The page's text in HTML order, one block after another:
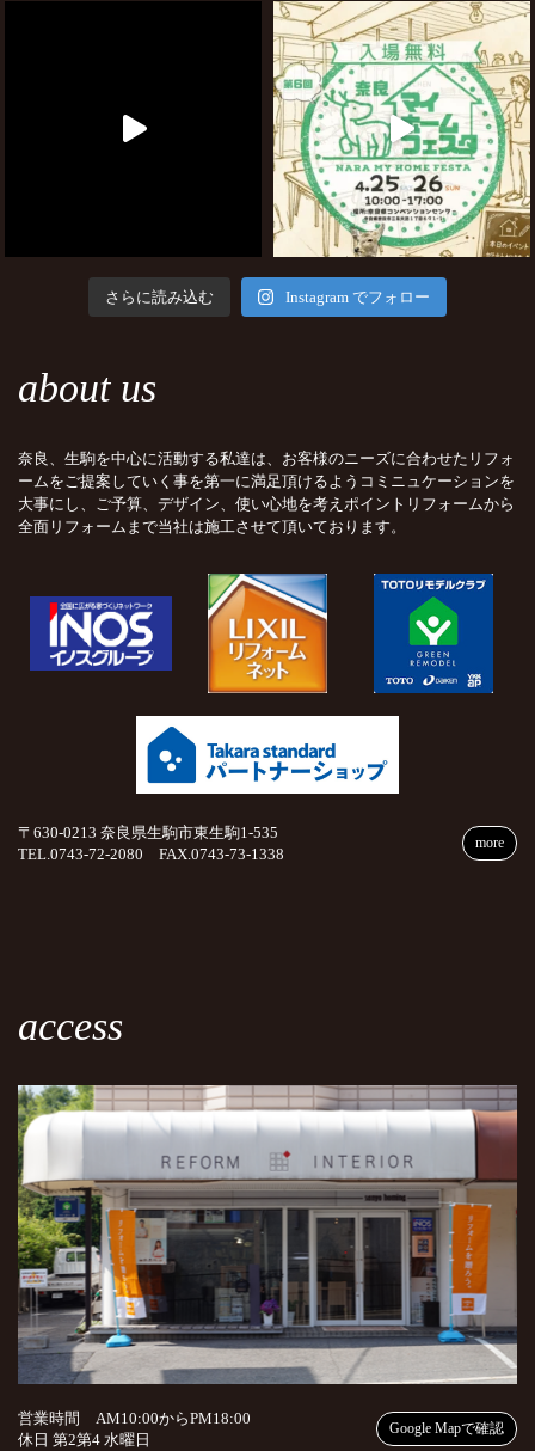
さらに読み込む Instagram でフォロー
about us
奈良、生駒を中心に活動する私達は、お客様のニーズに合わせたリフォ
ームをご提案していく事を第一に満足頂けるようコミニュケーションを
大事にし、ご予算、デザイン、使い心地を考えポイントリフォームから
全面リフォームまで当社は施工させて頂いております。
〒630-0213 奈良県生駒市東生駒1-535
TEL.0743-72-2080 FAX.0743-73-1338
more
access
営業時間 AM10:00からPM18:00
休日 第2第4 水曜日
Google Mapで確認